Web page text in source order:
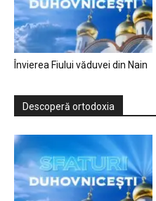
Învierea Fiului văduvei din Nain
Descoperă ortodoxia